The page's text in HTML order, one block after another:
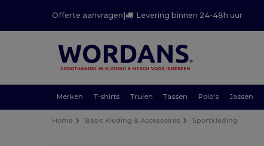
Offerte aanvragen | Levering binnen 24-48h uur
Merken T-shirts Truien Tassen Polo's Jassen
Home Basic Kleding & Accessoires Sportkleding